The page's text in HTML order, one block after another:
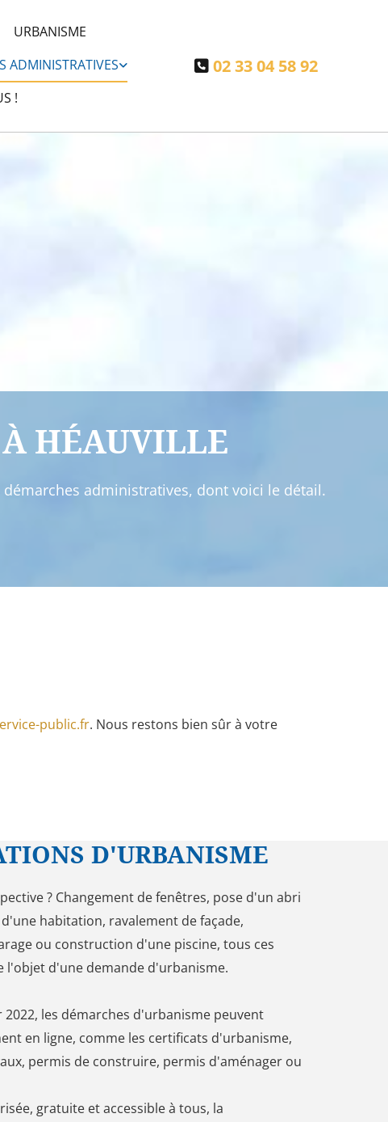
URBANISME
ADMINISTRATIVES
!
 02 33 04 58 92
HÉAUVILLE
administratives, dont voici le détail.
public.fr. Nous restons bien sûr à votre
D'URBANISME
? Changement de fenêtres, pose d'un abri
habitation, ravalement de façade,
ou construction d'une piscine, tous ces
l'objet d'une demande d'urbanisme.
2022, les démarches d'urbanisme peuvent
en ligne, comme les certificats d'urbanisme,
permis de construire, permis d'aménager ou
gratuite et accessible à tous, la